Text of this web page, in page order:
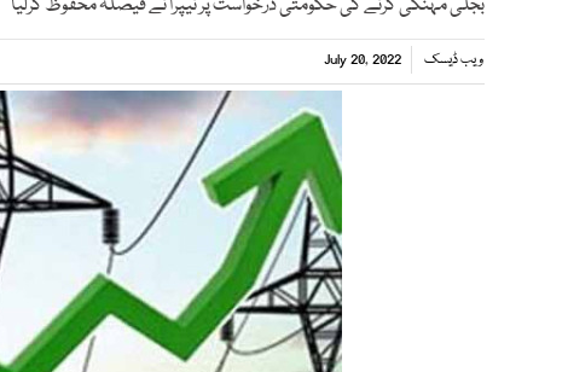
بجلی مہنگی کرنے کی حکومتی درخواست پر نیپرا نے فیصلہ محفوظ کرلیا
ویب ڈیسک July 20, 2022